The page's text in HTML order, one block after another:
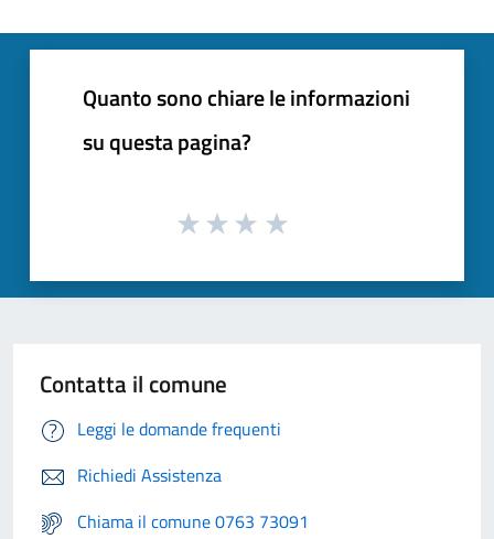
Quanto sono chiare le informazioni
su questa pagina?
Contatta il comune
Leggi le domande frequenti
Richiedi Assistenza
Chiama il comune 0763 73091